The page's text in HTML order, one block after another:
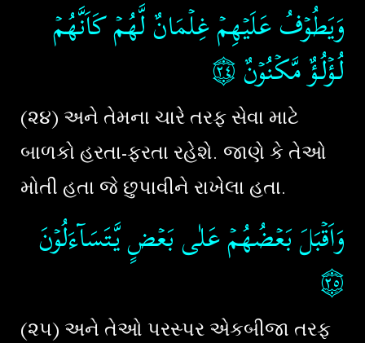
وَيَطُوۡفُ عَلَيۡهِمۡ غِلۡمَانٌ لَّهُمۡ كَاَنَّهُمۡ
لُـؤۡلُـؤٌ مَّكۡنُوۡنٌ‏۝٢٤
(૨૪) અને તેમના ચારે તરફ સેવા માટે
બાળકો હરતા-ફરતા રહેશે. જાણે કે તેઓ
મોતી હતા જે છુપાવીને રાખેલા હતા.
وَاَقۡبَلَ بَعۡضُهُمۡ عَلٰى بَعۡضٍ يَّتَسَآءَلُوۡنَ‏
۝٢٥
(૨૫) અને તેઓ પરસ્પર એકબીજા તરફ